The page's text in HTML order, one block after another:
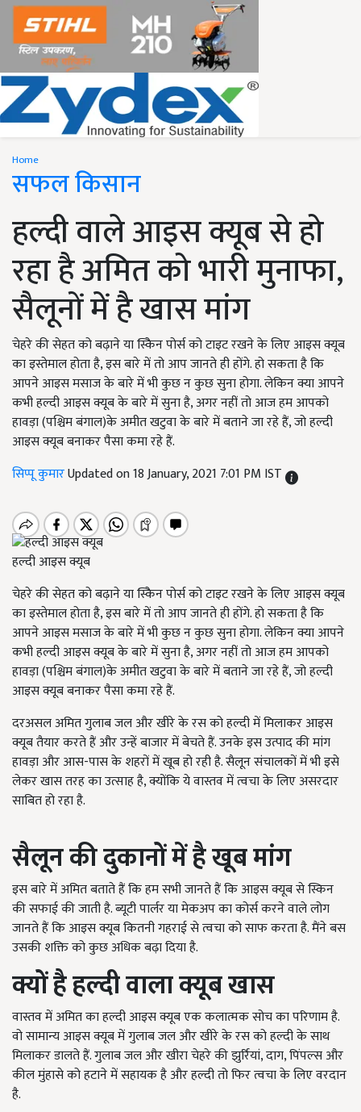
Home
सफल किसान
हल्दी वाले आइस क्यूब से हो
रहा है अमित को भारी मुनाफा,
सैलूनों में है खास मांग
चेहरे की सेहत को बढ़ाने या स्किेन पोर्स को टाइट रखने के लिए आइस क्यूब
का इस्तेमाल होता है, इस बारे में तो आप जानते ही होंगे. हो सकता है कि
आपने आइस मसाज के बारे में भी कुछ न कुछ सुना होगा. लेकिन क्या आपने
कभी हल्दी आइस क्यूब के बारे में सुना है, अगर नहीं तो आज हम आपको
हावड़ा (पश्चिम बंगाल)के अमीत खटुवा के बारे में बताने जा रहे हैं, जो हल्दी
आइस क्यूब बनाकर पैसा कमा रहे हैं.
सिप्पू कुमारUpdated on 18 January, 2021 7:01 PM IST
हल्दी आइस क्यूब
चेहरे की सेहत को बढ़ाने या स्किेन पोर्स को टाइट रखने के लिए आइस क्यूब
का इस्तेमाल होता है, इस बारे में तो आप जानते ही होंगे. हो सकता है कि
आपने आइस मसाज के बारे में भी कुछ न कुछ सुना होगा. लेकिन क्या आपने
कभी हल्दी आइस क्यूब के बारे में सुना है, अगर नहीं तो आज हम आपको
हावड़ा (पश्चिम बंगाल)के अमीत खटुवा के बारे में बताने जा रहे हैं, जो हल्दी
आइस क्यूब बनाकर पैसा कमा रहे हैं.
दरअसल अमित गुलाब जल और खीरे के रस को हल्दी में मिलाकर आइस
क्यूब तैयार करते हैं और उन्हें बाजार में बेचते हैं. उनके इस उत्पाद की मांग
हावड़ा और आस-पास के शहरों में खूब हो रही है. सैलून संचालकों में भी इसे
लेकर खास तरह का उत्साह है, क्योंकि ये वास्तव में त्वचा के लिए असरदार
साबित हो रहा है.
सैलून की दुकानों में है खूब मांग
इस बारे में अमित बताते हैं कि हम सभी जानते हैं कि आइस क्यूब से स्किन
की सफाई की जाती है. ब्यूटी पार्लर या मेकअप का कोर्स करने वाले लोग
जानते हैं कि आइस क्यूब कितनी गहराई से त्वचा को साफ करता है. मैंने बस
उसकी शक्ति को कुछ अधिक बढ़ा दिया है.
क्यों है हल्दी वाला क्यूब खास
वास्तव में अमित का हल्दी आइस क्यूब एक कलात्मक सोच का परिणाम है.
वो सामान्य आइस क्यूब में गुलाब जल और खीरे के रस को हल्दी के साथ
मिलाकर डालते हैं. गुलाब जल और खीरा चेहरे की झुर्रियां, दाग, पिंपल्स और
कील मुंहासे को हटाने में सहायक है और हल्दी तो फिर त्वचा के लिए वरदान
है.